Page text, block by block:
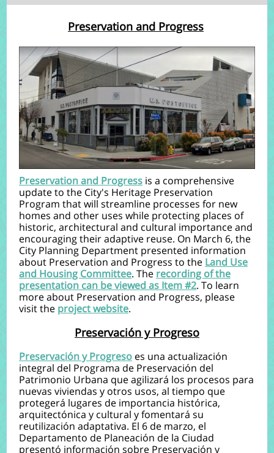
Preservation and Progress
Preservation and Progress is a comprehensive
update to the City's Heritage Preservation
Program that will streamline processes for new
homes and other uses while protecting places of
historic, architectural and cultural importance and
encouraging their adaptive reuse. On March 6, the
City Planning Department presented information
about Preservation and Progress to the Land Use
and Housing Committee. The recording of the
presentation can be viewed as Item #2. To learn
more about Preservation and Progress, please
visit the project website.
Preservación y Progreso
Preservación y Progreso es una actualización
integral del Programa de Preservación del
Patrimonio Urbana que agilizará los procesos para
nuevas viviendas y otros usos, al tiempo que
protegerá lugares de importancia histórica,
arquitectónica y cultural y fomentará su
reutilización adaptativa. El 6 de marzo, el
Departamento de Planeación de la Ciudad
presentó información sobre Preservación y